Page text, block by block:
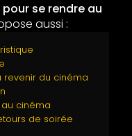
pour se rendre au
aussi :
revenir du cinéma
au cinéma
de soirée